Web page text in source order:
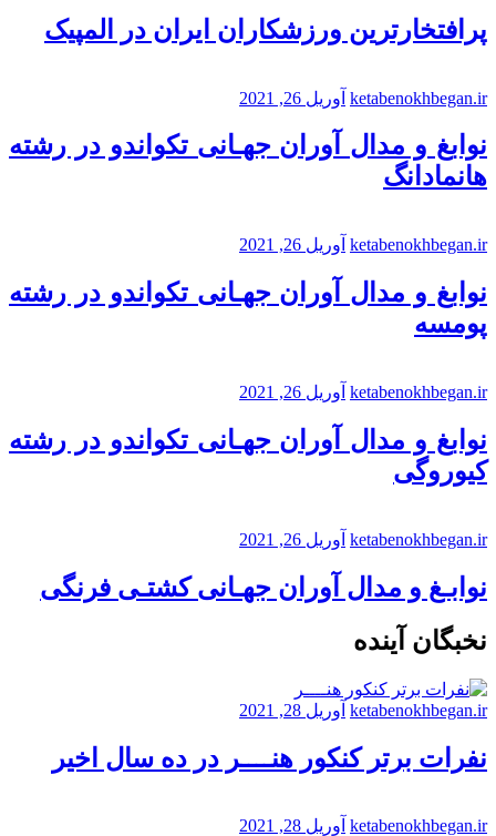
پرافتخارترین ورزشکاران ایران در المپیک
ketabenokhbegan.ir آوریل 26, 2021
نوابغ و مدال آوران جهـانی تکواندو در رشته
هانمادانگ
ketabenokhbegan.ir آوریل 26, 2021
نوابغ و مدال آوران جهـانی تکواندو در رشته
پومسه
ketabenokhbegan.ir آوریل 26, 2021
نوابغ و مدال آوران جهـانی تکواندو در رشته
کیوروگی
ketabenokhbegan.ir آوریل 26, 2021
نوابـغ و مدال آوران جهـانی کشتـی فرنگی
نخبگان آینده
ketabenokhbegan.ir آوریل 28, 2021
نفرات برتر کنکور هنــــر در ده سال اخیر
ketabenokhbegan.ir آوریل 28, 2021